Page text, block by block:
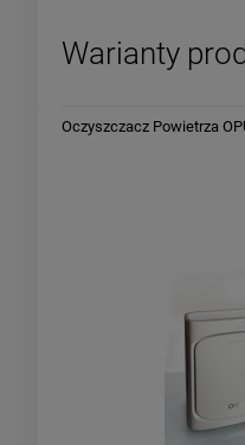
Warianty
Oczyszczacz Powietrza